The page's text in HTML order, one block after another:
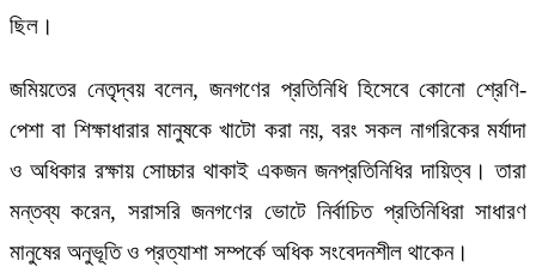
ছিল।
জমিয়তের নেতৃদ্বয় বলেন, জনগণের প্রতিনিধি হিসেবে কোনো শ্রেণি-
পেশা বা শিক্ষাধারার মানুষকে খাটো করা নয়, বরং সকল নাগরিকের মর্যাদা
ও অধিকার রক্ষায় সোচ্চার থাকাই একজন জনপ্রতিনিধির দায়িত্ব। তারা
মন্তব্য করেন, সরাসরি জনগণের ভোটে নির্বাচিত প্রতিনিধিরা সাধারণ
মানুষের অনুভূতি ও প্রত্যাশা সম্পর্কে অধিক সংবেদনশীল থাকেন।